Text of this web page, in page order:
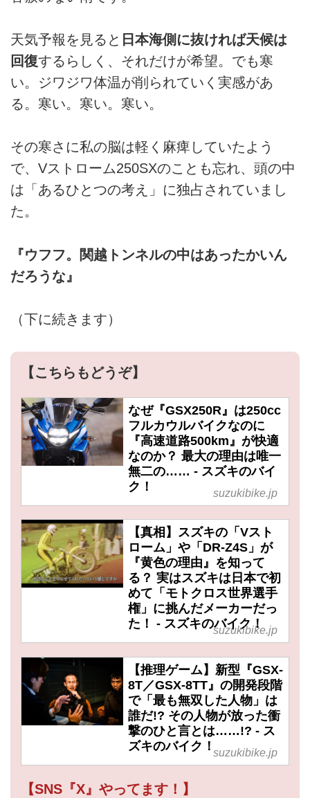
天気予報を見ると 日本海側に抜ければ天候は
回復するらしく、それだけが希望。でも寒
い。ジワジワ体温が削られていく実感があ
る。寒い。寒い。寒い。
その寒さに私の脳は軽く麻痺していたよう
で、Vストローム250SXのことも忘れ、頭の中
は「あるひとつの考え」に独占されていまし
た。
『ウフフ。関越トンネルの中はあったかいん
だろうな』
（下に続きます）
【こちらもどうぞ】
なぜ『GSX250R』は250cc
フルカウルバイクなのに
『高速道路500km』が快適
なのか？ 最大の理由は唯一
無二の…… - スズキのバイ
ク！
suzukibike.jp
【真相】スズキの「Vスト
ローム」や「DR-Z4S」が
『黄色の理由』を知って
る？ 実はスズキは日本で初
めて「モトクロス世界選手
権」に挑んだメーカーだっ
た！ - スズキのバイク！
suzukibike.jp
【推理ゲーム】新型『GSX-
8T／GSX-8TT』の開発段階
で「最も無双した人物」は
誰だ!? その人物が放った衝
撃のひと言とは……!? - ス
ズキのバイク！ suzukibike.jp
【SNS『X』やってます！】